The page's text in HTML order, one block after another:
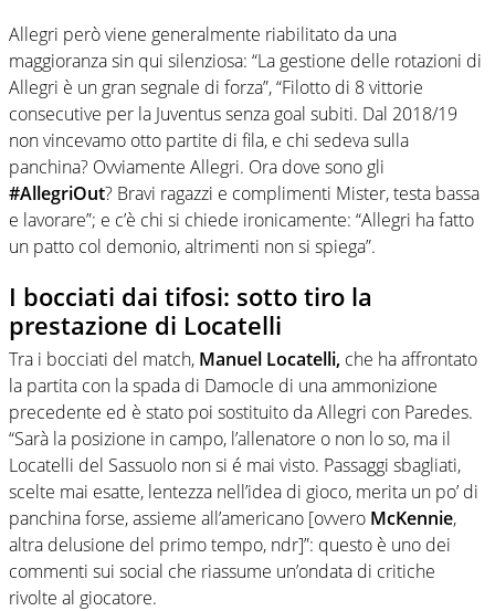
Allegri però viene generalmente riabilitato da una
maggioranza sin qui silenziosa: “La gestione delle rotazioni di
Allegri è un gran segnale di forza”, “Filotto di 8 vittorie
consecutive per la Juventus senza goal subiti. Dal 2018/19
non vincevamo otto partite di fila, e chi sedeva sulla
panchina? Ovviamente Allegri. Ora dove sono gli
#AllegriOut? Bravi ragazzi e complimenti Mister, testa bassa
e lavorare”; e c’è chi si chiede ironicamente: “Allegri ha fatto
un patto col demonio, altrimenti non si spiega”.
I bocciati dai tifosi: sotto tiro la
prestazione di Locatelli
Tra i bocciati del match, Manuel Locatelli, che ha affrontato
la partita con la spada di Damocle di una ammonizione
precedente ed è stato poi sostituito da Allegri con Paredes.
“Sarà la posizione in campo, l’allenatore o non lo so, ma il
Locatelli del Sassuolo non si é mai visto. Passaggi sbagliati,
scelte mai esatte, lentezza nell’idea di gioco, merita un po’ di
panchina forse, assieme all’americano [ovvero McKennie,
altra delusione del primo tempo, ndr]”: questo è uno dei
commenti sui social che riassume un’ondata di critiche
rivolte al giocatore.